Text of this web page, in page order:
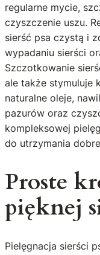
regularne mycie,
czyszczenie uszu.
sierść psa czystą i
wypadaniu sierści
Szczotkowanie
ale także stymuluje
naturalne oleje,
pazurów oraz
kompleksowej
do utrzymania
Proste
pięknej
Pielęgnacja sierści